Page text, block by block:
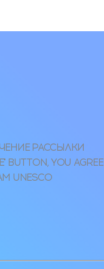
РАССЫЛКИ
YOU AGREE
UNESCO